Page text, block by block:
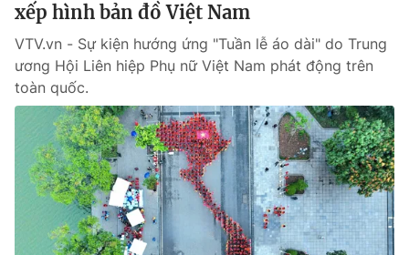
xếp hình bản đồ Việt Nam
VTV.vn - Sự kiện hướng ứng "Tuần lễ áo dài" do Trung
ương Hội Liên hiệp Phụ nữ Việt Nam phát động trên
toàn quốc.